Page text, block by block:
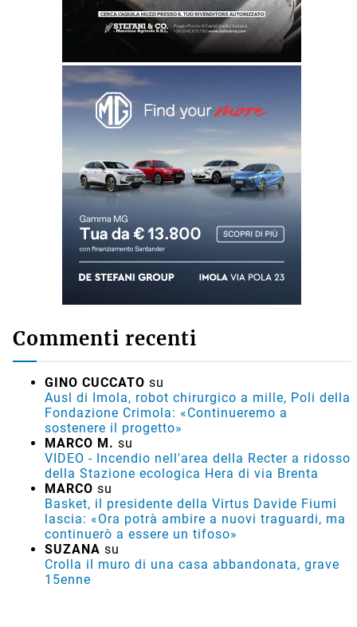
Commenti recenti
GINO CUCCATO su
Ausl di Imola, robot chirurgico a mille, Poli della
Fondazione Crimola: «Continueremo a
sostenere il progetto»
MARCO M. su
VIDEO - Incendio nell'area della Recter a ridosso
della Stazione ecologica Hera di via Brenta
MARCO su
Basket, il presidente della Virtus Davide Fiumi
lascia: «Ora potrà ambire a nuovi traguardi, ma
continuerò a essere un tifoso»
SUZANA su
Crolla il muro di una casa abbandonata, grave
15enne